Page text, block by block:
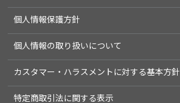
個人情報保護方針
個人情報の取り扱いについて
カスタマー・ハラスメントに対する基本方針
特定商取引法に関する表示